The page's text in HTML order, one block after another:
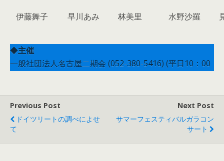
伊藤舞子 早川あみ 林美里 水野沙羅
◆主催
一般社団法人名古屋二期会 (052-380-5416) (平日10：00
Previous Post
ドイツリートの調べによせ
て
Next Post
サマーフェスティバルガラコン
サート